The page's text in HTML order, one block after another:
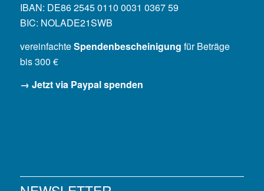
IBAN: DE86 2545 0110 0031 0367 59
BIC: NOLADE21SWB
vereinfachteSpendenbescheinigung für Beträge
bis 300 €
→ Jetzt via Paypal spenden